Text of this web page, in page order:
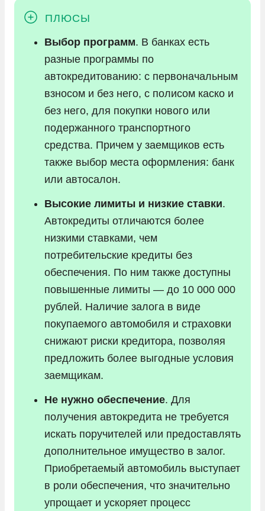
Выбор программ. В банках есть
разные программы по
автокредитованию: с первоначальным
взносом и без него, с полисом каско и
без него, для покупки нового или
подержанного транспортного
средства. Причем у заемщиков есть
также выбор места оформления: банк
или автосалон.
Высокие лимиты и низкие ставки.
Автокредиты отличаются более
низкими ставками, чем
потребительские кредиты без
обеспечения. По ним также доступны
повышенные лимиты — до 10 000 000
рублей. Наличие залога в виде
покупаемого автомобиля и страховки
снижают риски кредитора, позволяя
предложить более выгодные условия
заемщикам.
Не нужно обеспечение. Для
получения автокредита не требуется
искать поручителей или предоставлять
дополнительное имущество в залог.
Приобретаемый автомобиль выступает
в роли обеспечения, что значительно
упрощает и ускоряет процесс